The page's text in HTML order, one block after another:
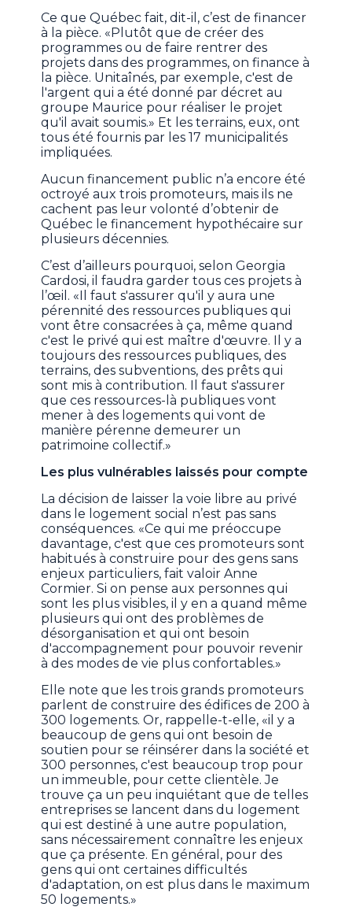
Ce que Québec fait, dit-il, c’est de financer
à la pièce. «Plutôt que de créer des
programmes ou de faire rentrer des
projets dans des programmes, on finance à
la pièce. Unitaînés, par exemple, c'est de
l'argent qui a été donné par décret au
groupe Maurice pour réaliser le projet
qu'il avait soumis.» Et les terrains, eux, ont
tous été fournis par les 17 municipalités
impliquées.
Aucun financement public n’a encore été
octroyé aux trois promoteurs, mais ils ne
cachent pas leur volonté d’obtenir de
Québec le financement hypothécaire sur
plusieurs décennies.
C’est d’ailleurs pourquoi, selon Georgia
Cardosi, il faudra garder tous ces projets à
l’œil. «Il faut s'assurer qu'il y aura une
pérennité des ressources publiques qui
vont être consacrées à ça, même quand
c'est le privé qui est maître d'œuvre. Il y a
toujours des ressources publiques, des
terrains, des subventions, des prêts qui
sont mis à contribution. Il faut s'assurer
que ces ressources-là publiques vont
mener à des logements qui vont de
manière pérenne demeurer un
patrimoine collectif.»
Les plus vulnérables laissés pour compte
La décision de laisser la voie libre au privé
dans le logement social n’est pas sans
conséquences. «Ce qui me préoccupe
davantage, c'est que ces promoteurs sont
habitués à construire pour des gens sans
enjeux particuliers, fait valoir Anne
Cormier. Si on pense aux personnes qui
sont les plus visibles, il y en a quand même
plusieurs qui ont des problèmes de
désorganisation et qui ont besoin
d'accompagnement pour pouvoir revenir
à des modes de vie plus confortables.»
Elle note que les trois grands promoteurs
parlent de construire des édifices de 200 à
300 logements. Or, rappelle-t-elle, «il y a
beaucoup de gens qui ont besoin de
soutien pour se réinsérer dans la société et
300 personnes, c'est beaucoup trop pour
un immeuble, pour cette clientèle. Je
trouve ça un peu inquiétant que de telles
entreprises se lancent dans du logement
qui est destiné à une autre population,
sans nécessairement connaître les enjeux
que ça présente. En général, pour des
gens qui ont certaines difficultés
d'adaptation, on est plus dans le maximum
50 logements.»